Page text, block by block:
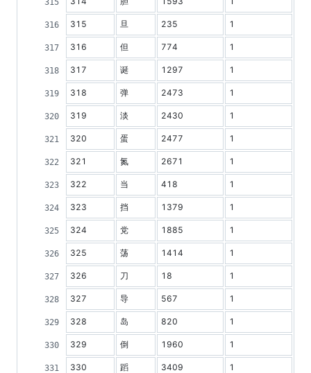
315 旦 235 1
316 但 774 1
317 诞 1297 1
318 弹 2473 1
319 淡 2430 1
320 蛋 2477 1
321 氮 2671 1
322 当 418 1
323 挡 1379 1
324 党 1885 1
325 荡 1414 1
326 刀 18 1
327 导 567 1
328 岛 820 1
329 倒 1960 1
330 蹈 3409 1